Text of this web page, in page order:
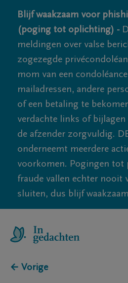
Blijf waakzaam voor
(poging tot oplichting) -
meldingen over valse
zogezegde
mom van een
mailadressen, andere
of een betaling te
verdachte links of
de afzender zorgvuldig.
onderneemt meerdere
voorkomen. Pogingen tot
fraude vallen echter nooit
sluiten, dus blijf
← Vorige